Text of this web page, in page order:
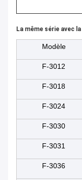
La même série avec
Modèle
F-3012
F-3018
F-3024
F-3030
F-3031
F-3036